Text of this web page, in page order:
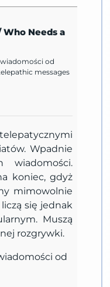
Who Needs a
od
messages
Wpadnie
koniec, gdyż
mimowolnie
się jednak
Muszą
rozgrywki.
od